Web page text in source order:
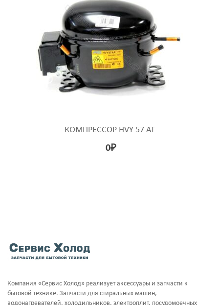
КОМПРЕССОР HVY 57 AT
0₽
Компания «Сервис Холод» реализует аксессуары и запчасти к
бытовой технике. Запчасти для стиральных машин,
водонагревателей, холодильников, электроплит, посудомоечных